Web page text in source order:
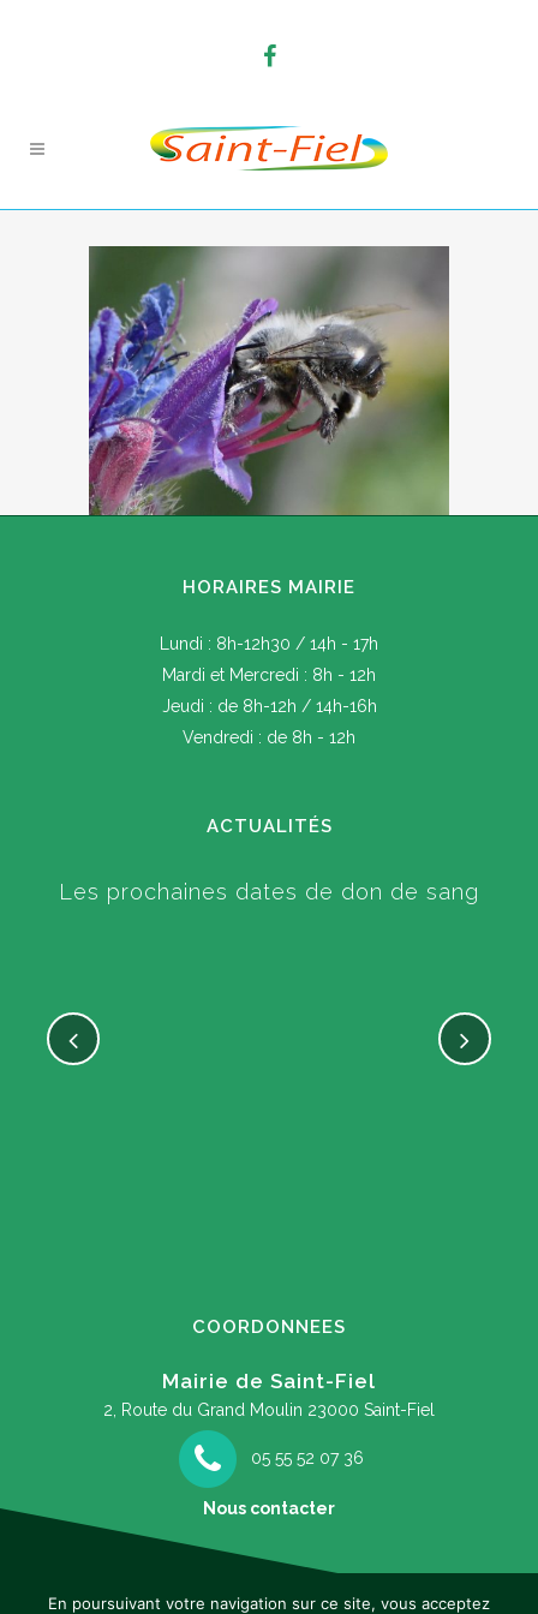
HORAIRES MAIRIE
Lundi : 8h-12h30 / 14h - 17h
Mardi et Mercredi : 8h - 12h
Jeudi : de 8h-12h / 14h-16h
Vendredi : de 8h - 12h
ACTUALITÉS
Les prochaines dates de don de sang
COORDONNEES
Mairie de Saint-Fiel
2, Route du Grand Moulin 23000 Saint-Fiel
05 55 52 07 36
Nous contacter
En poursuivant votre navigation sur ce site, vous acceptez